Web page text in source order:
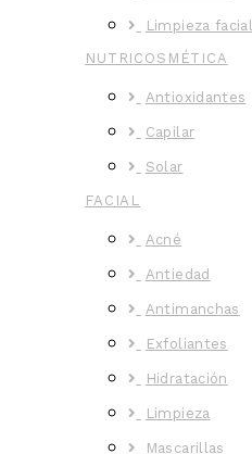
Limpieza facial
NUTRICOSMÉTICA
Antioxidantes
Capilar
Solar
FACIAL
Acné
Antiedad
Antimanchas
Exfoliantes
Hidratación
Limpieza
Mascarillas